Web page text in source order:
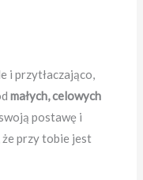
i przytłaczająco,
małych, celowych
postawę i
że przy tobie jest